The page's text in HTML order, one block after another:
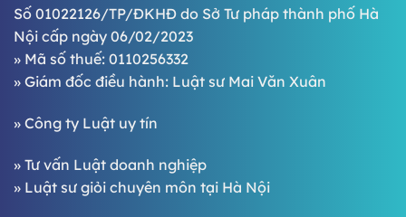
Số 01022126/TP/ĐKHĐ do Sở Tư pháp thành phố Hà
Nội cấp ngày 06/02/2023
» Mã số thuế: 0110256332
» Giám đốc điều hành: Luật sư Mai Văn Xuân
» Công ty Luật uy tín
» Tư vấn Luật doanh nghiệp
» Luật sư giỏi chuyên môn tại Hà Nội